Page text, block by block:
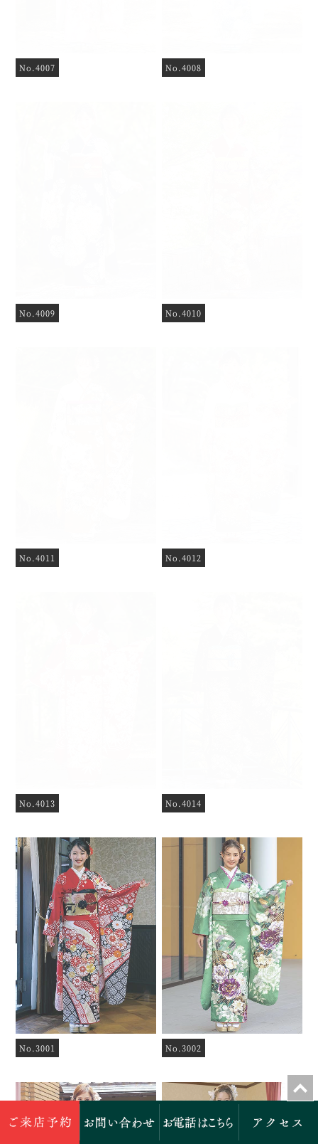
No.4007 No.4008
No.4009 No.4010
No.4011 No.4012
No.4013 No.4014
No.3001 No.3002